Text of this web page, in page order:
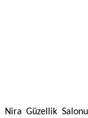
Nira Güzellik